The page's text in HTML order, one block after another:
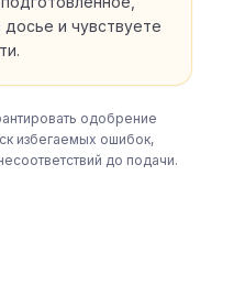
и чувствуете
одобрение
избегаемых ошибок,
до подачи.